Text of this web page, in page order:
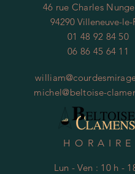
46 rue Charles
94290 Villeneuve-le-
01 48 92 84 50
06 86 45 64 11
michel@beltoise-
Lun - Ven : 10 h -